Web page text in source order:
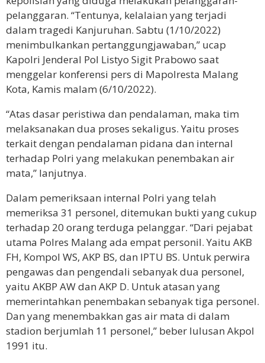
pelanggaran. “Tentunya, kelalaian yang terjadi
dalam tragedi Kanjuruhan. Sabtu (1/10/2022)
menimbulkankan pertanggungjawaban,” ucap
Kapolri Jenderal Pol Listyo Sigit Prabowo saat
menggelar konferensi pers di Mapolresta Malang
Kota, Kamis malam (6/10/2022).
“Atas dasar peristiwa dan pendalaman, maka tim
melaksanakan dua proses sekaligus. Yaitu proses
terkait dengan pendalaman pidana dan internal
terhadap Polri yang melakukan penembakan air
mata,” lanjutnya.
Dalam pemeriksaan internal Polri yang telah
memeriksa 31 personel, ditemukan bukti yang cukup
terhadap 20 orang terduga pelanggar. “Dari pejabat
utama Polres Malang ada empat personil. Yaitu AKB
FH, Kompol WS, AKP BS, dan IPTU BS. Untuk perwira
pengawas dan pengendali sebanyak dua personel,
yaitu AKBP AW dan AKP D. Untuk atasan yang
memerintahkan penembakan sebanyak tiga personel.
Dan yang menembakkan gas air mata di dalam
stadion berjumlah 11 personel,” beber lulusan Akpol
1991 itu.